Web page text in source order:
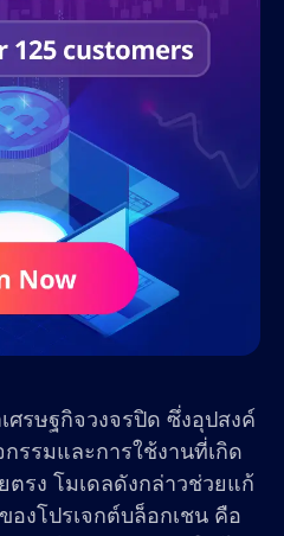
ศรษฐกิจวงจรปิด ซึ่งอุปสงค์
รรมและการใช้งานที่เกิด
รง โมเดลดังกล่าวช่วยแก้
งโปรเจกต์บล็อกเชน คือ